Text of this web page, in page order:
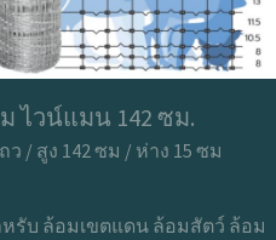
ไวน์แมน 142 ซม.
ว / สูง 142 ซม / ห่าง 15 ซม
หรับ ล้อมเขตแดน ล้อมสัตว์ ล้อม